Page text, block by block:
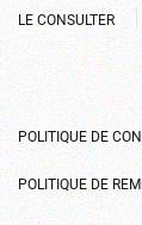
LE CONSULTER
POLITIQUE DE
POLITIQUE DE